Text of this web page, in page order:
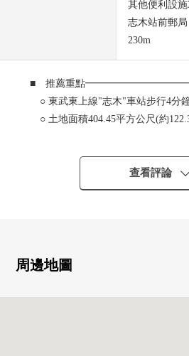
其他便利設施
志木站前郵局
230m
■ 推薦重點
○ 東武東上線"志木"車站步行4分
○ 土地面積404.45平方公尺(約
○ 前面東南道路幅員約6m
查看評論
周邊地圖